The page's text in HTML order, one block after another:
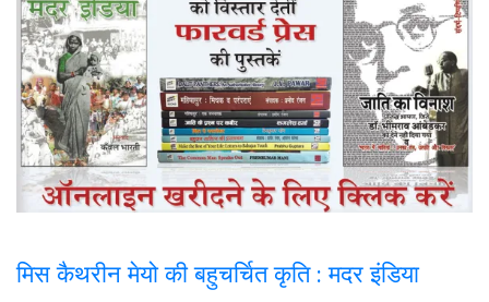
मिस कैथरीन मेयो की बहुचर्चित कृति : मदर इंडिया